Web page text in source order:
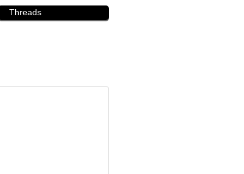
Threads